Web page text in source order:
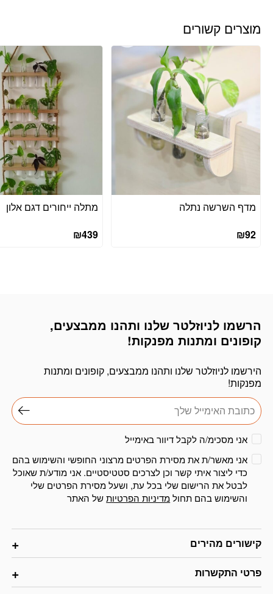
מוצרים קשורים
מדף השרשה נתלה
₪92
מתלה ייחורים דגם אלון
₪439
קישורים מהירים
פרטי התקשרות
הרשמו לניוזלטר שלנו ותהנו ממבצעים,
קופונים ומתנות מפנקות!
הירשמו לניוזלטר שלנו ותהנו ממבצעים, קופונים ומתנות
מפנקות!
דוא׳׳ל
אני מסכימ/ה לקבל דיוור באימייל
אני מאשר/ת את מסירת הפרטים מרצוני החופשי והשימוש בהם
כדי ליצור איתי קשר וכן לצרכים סטטיסטיים. אני מודע/ת שאוכל
לבטל את הרישום שלי בכל עת, ושעל מסירת הפרטים שלי
והשימוש בהם תחולמדיניות הפרטיותשל האתר